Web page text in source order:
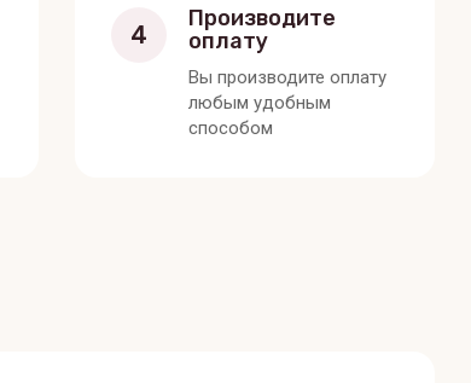
4
Производите
оплату
Вы производите оплату
любым удобным
способом